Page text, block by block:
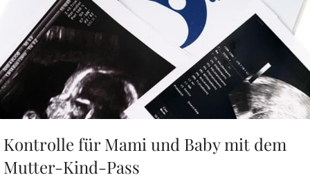
Kontrolle für Mami und Baby mit dem
Mutter-Kind-Pass